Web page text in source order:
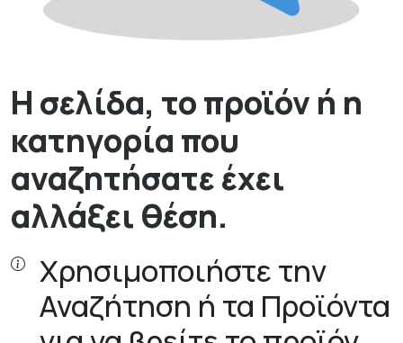
Η σελίδα, το προϊόν ή η
κατηγορία που
αναζητήσατε έχει
αλλάξει θέση.
Χρησιμοποιήστε την
Αναζήτηση ή τα Προϊόντα